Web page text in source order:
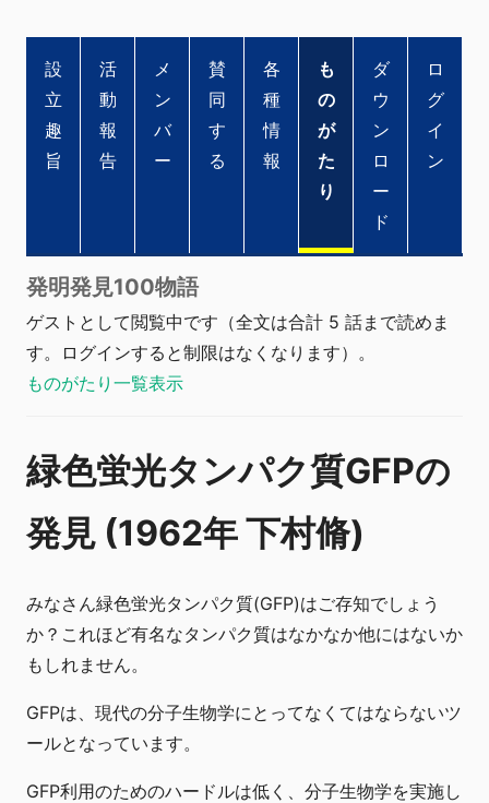
設
立
趣
旨
活
動
報
告
メ
ン
バ
ー
賛
同
す
る
各
種
情
報
も
の
が
た
り
ダ
ウ
ン
ロ
ー
ド
ロ
グ
イ
ン
発明発見100物語
ゲストとして閲覧中です（全文は合計 5 話まで読めま
す。ログインすると制限はなくなります）。
ものがたり一覧表示
緑色蛍光タンパク質GFPの
発見 (1962年 下村脩)
みなさん緑色蛍光タンパク質(GFP)はご存知でしょう
か？これほど有名なタンパク質はなかなか他にはないか
もしれません。
GFPは、現代の分子生物学にとってなくてはならないツ
ールとなっています。
GFP利用のためのハードルは低く、分子生物学を実施し